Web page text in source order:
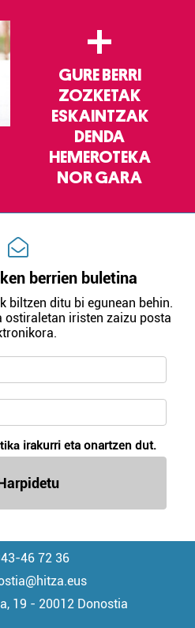
esperientzia eta
cookie teknologiaz
gero, teknologia hori
ematen diguzu.Gehiago
+
GURE BERRI
ZOZKETAK
ESKAINTZAK
DENDA
HEMEROTEKA
NOR GARA
berrien buletina
biltzen ditu bi egunean behin.
ostiraletan iristen zaizu posta
irakurri eta onartzen dut.
46 72 36
19 - 20012 Donostia